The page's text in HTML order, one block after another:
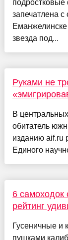
запечатлена
Еманжелинске
звезда под...
Руками не
В
обитатель
изданию aif.ru
Единого
6
рейтинг
Гусеничные и
пушками